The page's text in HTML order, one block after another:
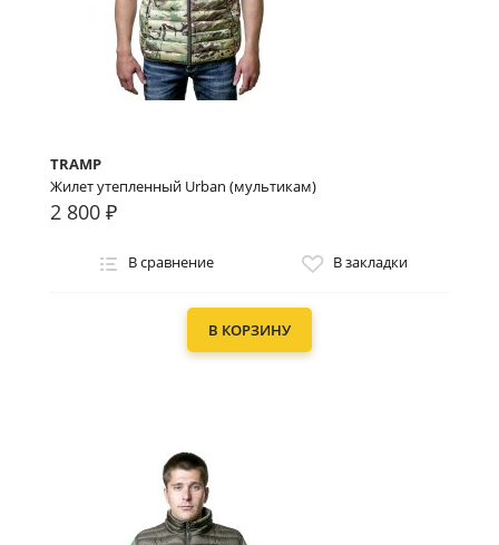
TRAMP
Жилет утепленный Urban (мультикам)
2 800 ₽
В сравнение В закладки
В КОРЗИНУ